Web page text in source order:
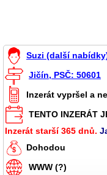
Suzi (další
Jičín, PSČ: 50601
Inzerát vypršel a
TENTO INZERÁT
Inzerát starší 365 dnů.
Dohodou
WWW (?)